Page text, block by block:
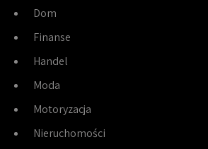
Dom
Finanse
Handel
Moda
Motoryzacja
Nieruchomości